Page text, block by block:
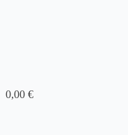
0,00 €